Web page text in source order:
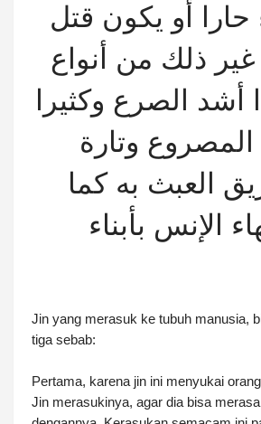
حارا أو يكون قتل
ذلك من أنواع
أشد الصرع وكثيرا
المصروع وتارة
العبث به كما
الإنس بأبناء
Jin yang merasuk ke tubuh manusia,
tiga sebab:
Pertama, karena jin ini menyukai
Jin merasukinya, agar dia bisa